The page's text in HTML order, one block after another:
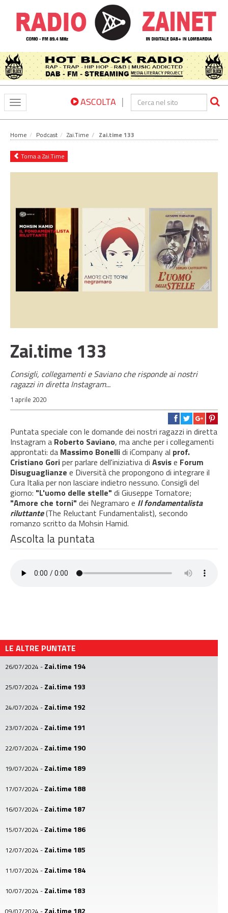
Toggle
navigation
ASCOLTA |
Home Podcast Zai.Time Zai.time 133
Torna a Zai.Time
Zai.time 133
Consigli, collegamenti e Saviano che risponde ai nostri
ragazzi in diretta Instagram...
1 aprile 2020
Puntata speciale con le domande dei nostri ragazzi in diretta
Instagram a Roberto Saviano, ma anche per i collegamenti
approntati: da Massimo Bonellidi iCompany al prof.
Cristiano Goriper parlare dell'iniziativa di Asvise Forum
Disuguaglianze e Diversità che propongono di integrare il
Cura Italia per non lasciare indietro nessuno. Consigli del
giorno: "L'uomo delle stelle" di Giuseppe Tornatore;
"Amore che torni" dei Negramaro e Il fondamentalista
riluttante(The Reluctant Fundamentalist), secondo
romanzo scritto da Mohsin Hamid.
Ascolta la puntata
LE ALTRE PUNTATE
26/07/2024 - Zai.time 194
25/07/2024 - Zai.time 193
24/07/2024 - Zai.time 192
23/07/2024 - Zai.time 191
22/07/2024 - Zai.time 190
19/07/2024 - Zai.time 189
17/07/2024 - Zai.time 188
16/07/2024 - Zai.time 187
15/07/2024 - Zai.time 186
12/07/2024 - Zai.time 185
11/07/2024 - Zai.time 184
10/07/2024 - Zai.time 183